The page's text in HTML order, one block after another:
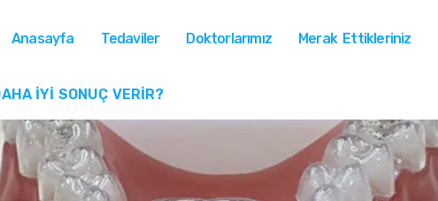
Anasayfa Tedaviler Doktorlarımız Merak Ettikleriniz
İYI SONUÇ VERIR?